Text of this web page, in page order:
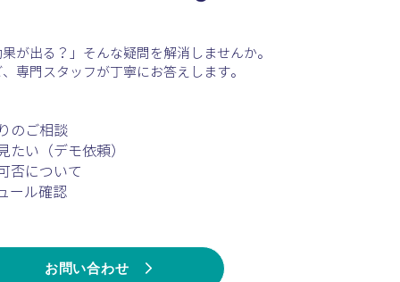
が出る？」そんな疑問を解消しませんか。
専門スタッフが丁寧にお答えします。
のご相談
い（デモ依頼）
否について
ール確認
お問い合わせ